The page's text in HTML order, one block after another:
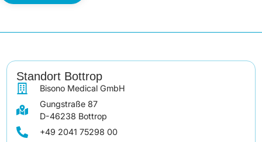
Standort Bottrop
Bisono Medical GmbH
Gungstraße 87
D-46238 Bottrop
+49 2041 75298 00